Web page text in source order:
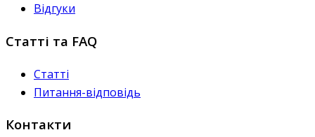
Відгуки
Статті та FAQ
Статті
Питання-відповідь
Контакти